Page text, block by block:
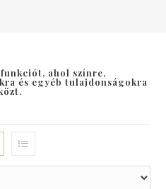
ahol színre,
és egyéb tulajdonságokra